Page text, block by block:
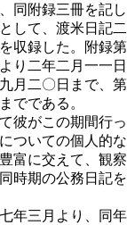
同附録三冊を記
して、渡米日記
収録した。附録
り二年二月一一
月二〇日まで、
でである。
彼がこの期間行
ついての個人的
富に交えて、観
時期の公務日記
年三月より、同